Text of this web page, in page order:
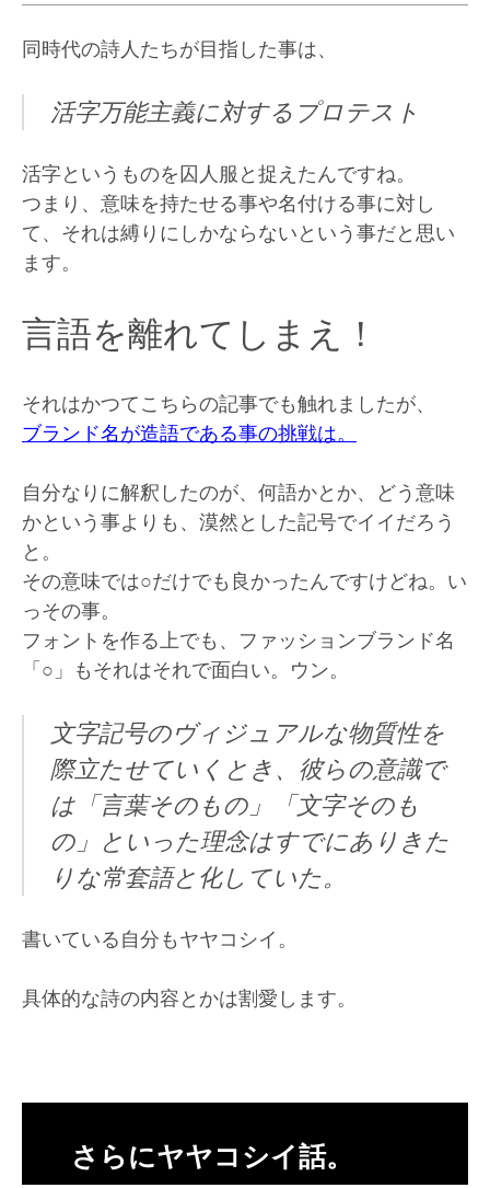
同時代の詩人たちが目指した事は、
活字万能主義に対するプロテスト
活字というものを囚人服と捉えたんですね。
つまり、意味を持たせる事や名付ける事に対し
て、それは縛りにしかならないという事だと思い
ます。
言語を離れてしまえ！
それはかつてこちらの記事でも触れましたが、
ブランド名が造語である事の挑戦は。
自分なりに解釈したのが、何語かとか、どう意味
かという事よりも、漠然とした記号でイイだろう
と。
その意味では○だけでも良かったんですけどね。い
っその事。
フォントを作る上でも、ファッションブランド名
「○」もそれはそれで面白い。ウン。
文字記号のヴィジュアルな物質性を
際立たせていくとき、彼らの意識で
は「言葉そのもの」「文字そのも
の」といった理念はすでにありきた
りな常套語と化していた。
書いている自分もヤヤコシイ。
具体的な詩の内容とかは割愛します。
さらにヤヤコシイ話。